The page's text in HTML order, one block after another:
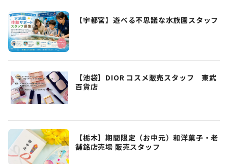
【宇都宮】遊べる不思議な水族園スタッフ
【池袋】DIOR コスメ販売スタッフ 東武
百貨店
【栃木】期間限定（お中元）和洋菓子・老
舗銘店売場 販売スタッフ